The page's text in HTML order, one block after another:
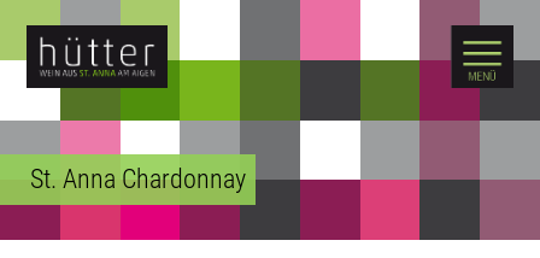
St. Anna Chardonnay
WARENKORB